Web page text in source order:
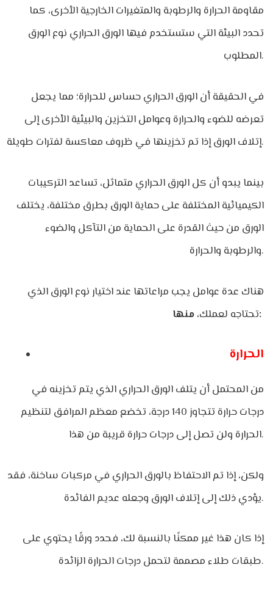
مقاومة الحرارة والرطوبة والمتغيرات الخارجية الأخرى، كما
تحدد البيئة التي ستستخدم فيها الورق الحراري نوع الورق
المطلوب.
في الحقيقة أن الورق الحراري حساس للحرارة؛ مما يجعل
تعرضه للضوء والحرارة وعوامل التخزين والبيئية الأخرى إلى
إتلاف الورق إذا تم تخزينها في ظروف معاكسة لفترات طويلة.
بينما يبدو أن كل الورق الحراري متماثل، تساعد التركيبات
الكيميائية المختلفة على حماية الورق بطرق مختلفة، يختلف
الورق من حيث القدرة على الحماية من التآكل والضوء
والرطوبة والحرارة.
هناك عدة عوامل يجب مراعاتها عند اختيار نوع الورق الذي
تحتاجه لعملك،منها:
الحرارة
من المحتمل أن يتلف الورق الحراري الذي يتم تخزينه في
درجات حرارة تتجاوز 140 درجة، تخضع معظم المرافق لتنظيم
الحرارة ولن تصل إلى درجات حرارة قريبة من هذا.
ولكن، إذا تم الاحتفاظ بالورق الحراري في مركبات ساخنة، فقد
يؤدي ذلك إلى إتلاف الورق وجعله عديم الفائدة.
إذا كان هذا غير ممكنًا بالنسبة لك، فحدد ورقًا يحتوي على
طبقات طلاء مصممة لتحمل درجات الحرارة الزائدة.